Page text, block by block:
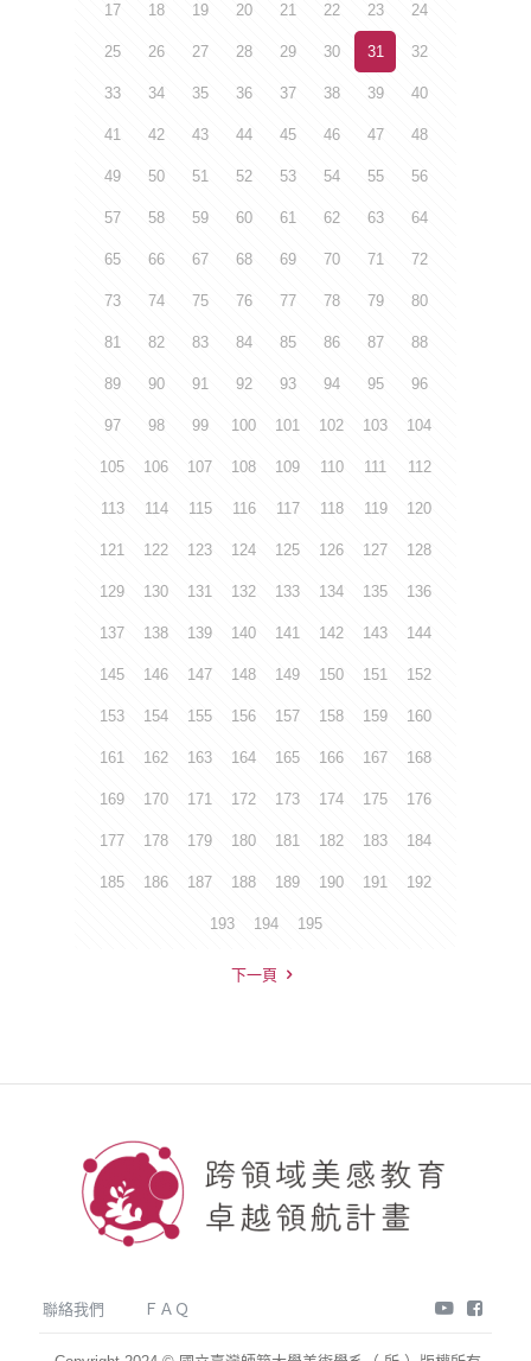
17 18 19 20 21 22 23 24
25 26 27 28 29 30 31 32
33 34 35 36 37 38 39 40
41 42 43 44 45 46 47 48
49 50 51 52 53 54 55 56
57 58 59 60 61 62 63 64
65 66 67 68 69 70 71 72
73 74 75 76 77 78 79 80
81 82 83 84 85 86 87 88
89 90 91 92 93 94 95 96
97 98 99 100 101 102 103 104
105 106 107 108 109 110 111 112
113 114 115 116 117 118 119 120
121 122 123 124 125 126 127 128
129 130 131 132 133 134 135 136
137 138 139 140 141 142 143 144
145 146 147 148 149 150 151 152
153 154 155 156 157 158 159 160
161 162 163 164 165 166 167 168
169 170 171 172 173 174 175 176
177 178 179 180 181 182 183 184
185 186 187 188 189 190 191 192
193 194 195
下一頁
聯絡我們 ＦＡＱ youtube